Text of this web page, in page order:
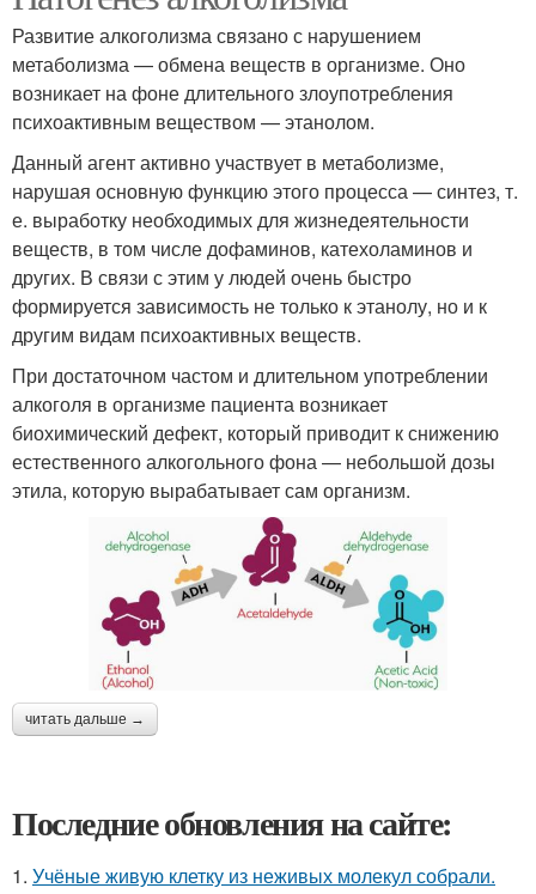
Развитие алкоголизма связано с нарушением
метаболизма — обмена веществ в организме. Оно
возникает на фоне длительного злоупотребления
психоактивным веществом — этанолом.
Данный агент активно участвует в метаболизме,
нарушая основную функцию этого процесса — синтез, т.
е. выработку необходимых для жизнедеятельности
веществ, в том числе дофаминов, катехоламинов и
других. В связи с этим у людей очень быстро
формируется зависимость не только к этанолу, но и к
другим видам психоактивных веществ.
При достаточном частом и длительном употреблении
алкоголя в организме пациента возникает
биохимический дефект, который приводит к снижению
естественного алкогольного фона — небольшой дозы
этила, которую вырабатывает сам организм.
читать дальше →
Последние обновления на сайте:
1. Учёные живую клетку из неживых молекул собрали.